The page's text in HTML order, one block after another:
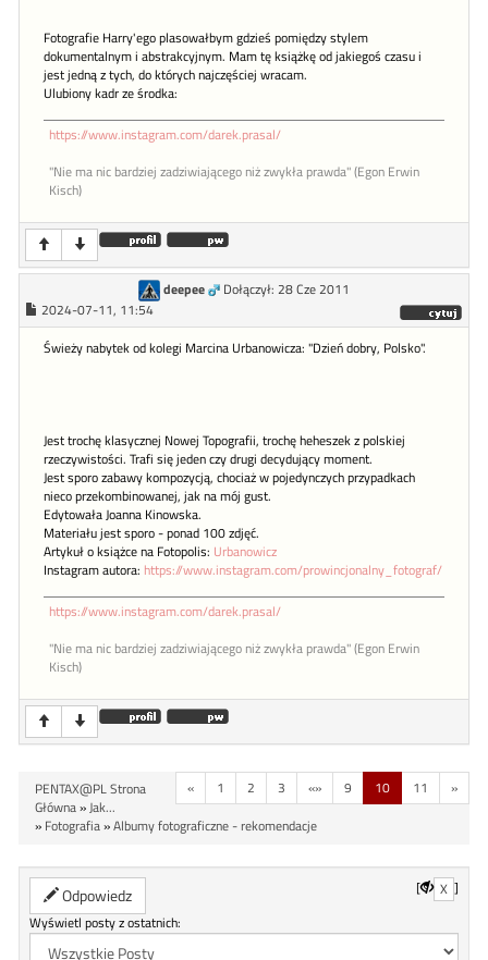
Fotografie Harry'ego plasowałbym gdzieś pomiędzy stylem
dokumentalnym i abstrakcyjnym. Mam tę książkę od jakiegoś czasu i
jest jedną z tych, do których najczęściej wracam.
Ulubiony kadr ze środka:
https://www.instagram.com/darek.prasal/
"Nie ma nic bardziej zadziwiającego niż zwykła prawda" (Egon Erwin
Kisch)
deepee
Dołączył: 28 Cze 2011
2024-07-11, 11:54
Świeży nabytek od kolegi Marcina Urbanowicza: "Dzień dobry, Polsko".
Jest trochę klasycznej Nowej Topografii, trochę heheszek z polskiej
rzeczywistości. Trafi się jeden czy drugi decydujący moment.
Jest sporo zabawy kompozycją, chociaż w pojedynczych przypadkach
nieco przekombinowanej, jak na mój gust.
Edytowała Joanna Kinowska.
Materiału jest sporo - ponad 100 zdjęć.
Artykuł o książce na Fotopolis: Urbanowicz
Instagram autora: https://www.instagram.com/prowincjonalny_fotograf/
https://www.instagram.com/darek.prasal/
"Nie ma nic bardziej zadziwiającego niż zwykła prawda" (Egon Erwin
Kisch)
« 1 2 3 «» 9 10 11 »
PENTAX@PL Strona
Główna»Jak...
» Fotografia»Albumy fotograficzne - rekomendacje
Odpowiedz [ X ]
Wyświetl posty z ostatnich: